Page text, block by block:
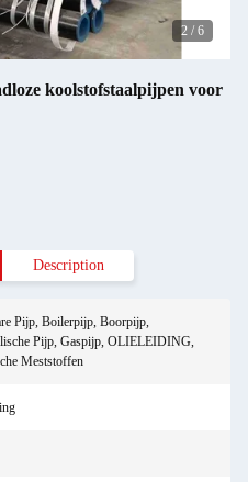
2 / 6
koolstofstaalpijpen voor
Description
Pijp, Boilerpijp, Boorpijp,
Pijp, Gaspijp, OLIELEIDING,
Meststoffen